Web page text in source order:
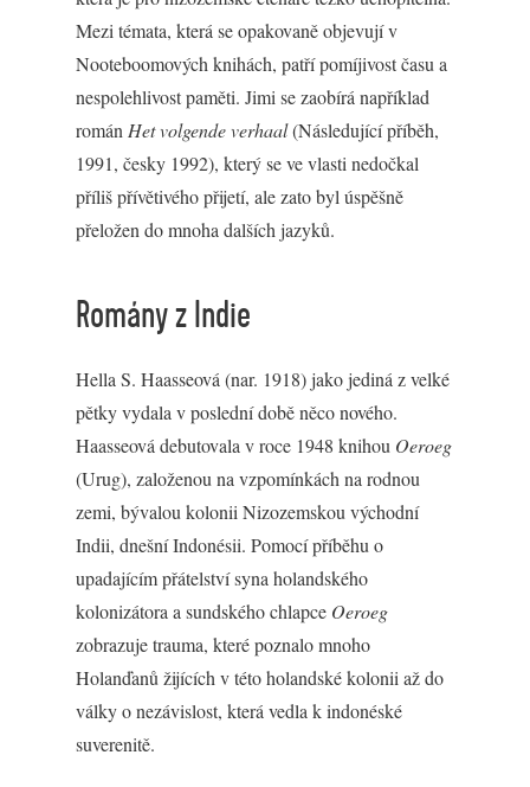
Mezi témata, která se opakovaně objevují v
Nooteboomových knihách, patří pomíjivost času a
nespolehlivost paměti. Jimi se zaobírá například
román Het volgende verhaal(Následující příběh,
1991, česky 1992), který se ve vlasti nedočkal
příliš přívětivého přijetí, ale zato byl úspěšně
přeložen do mnoha dalších jazyků.
Romány z Indie
Hella S. Haasseová (nar. 1918) jako jediná z velké
pětky vydala v poslední době něco nového.
Haasseová debutovala v roce 1948 knihou Oeroeg
(Urug), založenou na vzpomínkách na rodnou
zemi, bývalou kolonii Nizozemskou východní
Indii, dnešní Indonésii. Pomocí příběhu o
upadajícím přátelství syna holandského
kolonizátora a sundského chlapce Oeroeg
zobrazuje trauma, které poznalo mnoho
Holanďanů žijících v této holandské kolonii až do
války o nezávislost, která vedla k indonéské
suverenitě.